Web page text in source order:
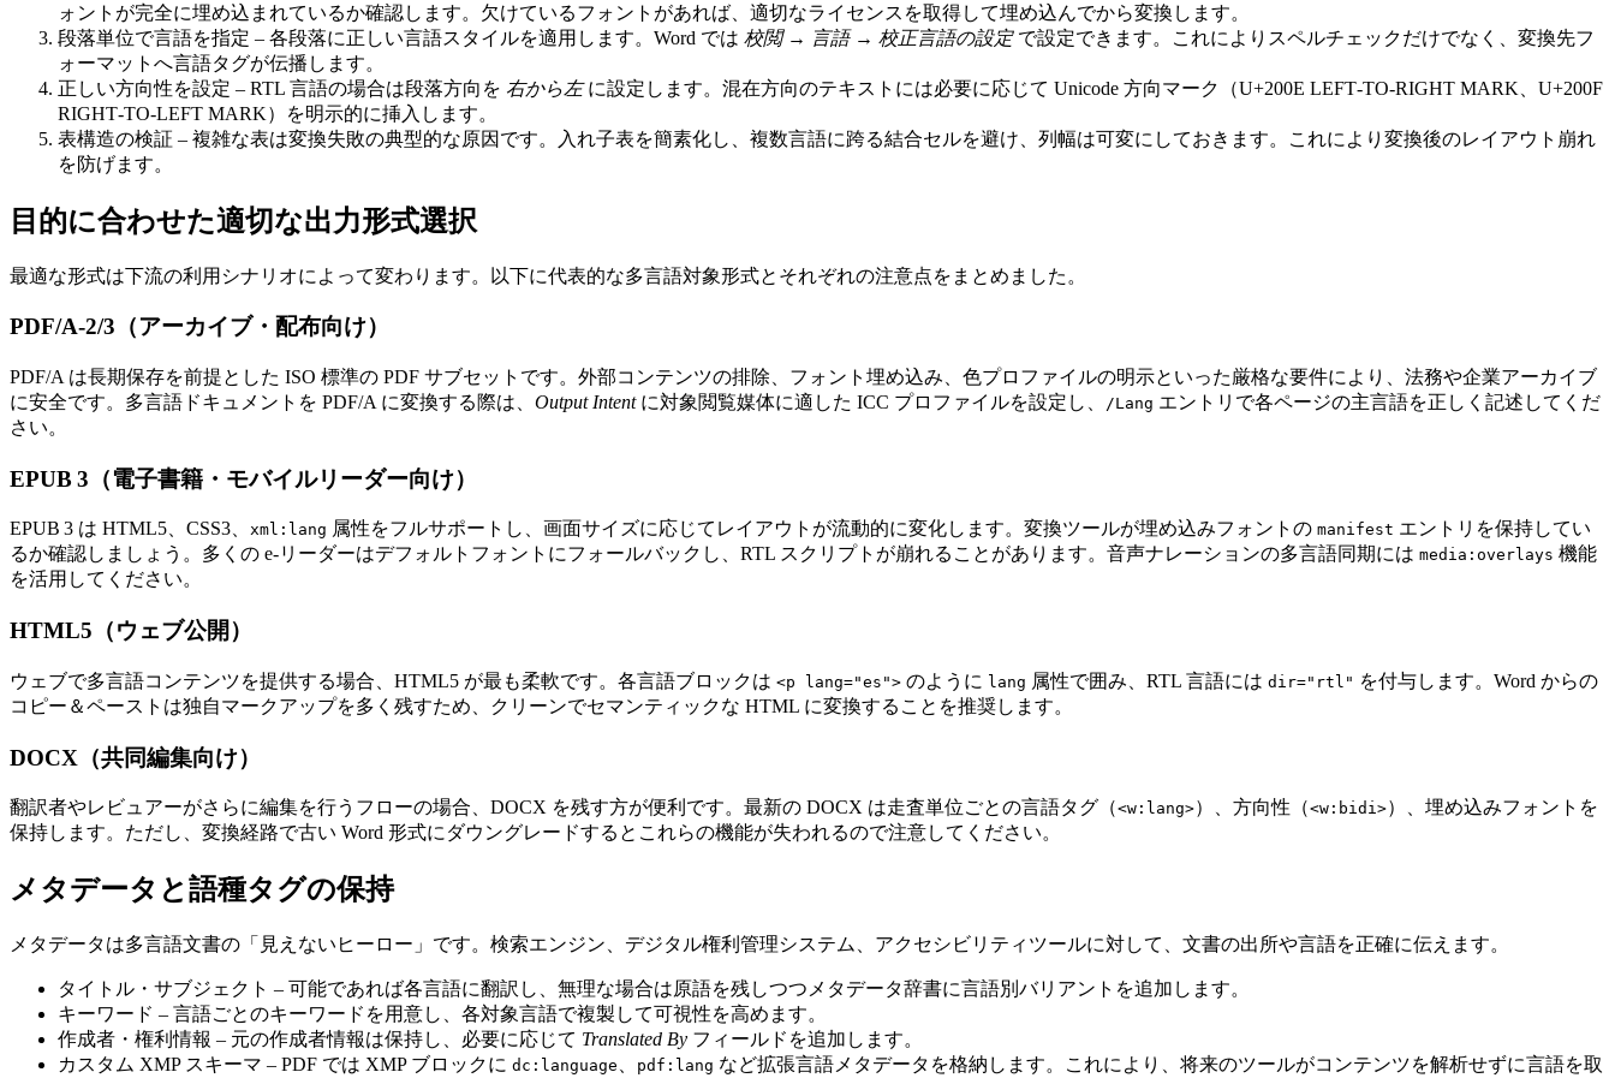
ォントが完全に埋め込まれているか確認します。欠けているフォントがあれば、適切なライセンスを取得して埋め込んでから変換します。
段落単位で言語を指定 – 各段落に正しい言語スタイルを適用します。Word では 校閲 → 言語 → 校正言語の設定で設定できます。これによりスペルチェックだけでなく、変換先フ
ォーマットへ言語タグが伝播します。
正しい方向性を設定 – RTL 言語の場合は段落方向を 右から左に設定します。混在方向のテキストには必要に応じて Unicode 方向マーク（U+200E LEFT‑TO‑RIGHT MARK、U+200F
RIGHT‑TO‑LEFT MARK）を明示的に挿入します。
表構造の検証 – 複雑な表は変換失敗の典型的な原因です。入れ子表を簡素化し、複数言語に跨る結合セルを避け、列幅は可変にしておきます。これにより変換後のレイアウト崩れ
を防げます。
目的に合わせた適切な出力形式選択
最適な形式は下流の利用シナリオによって変わります。以下に代表的な多言語対象形式とそれぞれの注意点をまとめました。
PDF/A‑2/3（アーカイブ・配布向け）
PDF/A は長期保存を前提とした ISO 標準の PDF サブセットです。外部コンテンツの排除、フォント埋め込み、色プロファイルの明示といった厳格な要件により、法務や企業アーカイブ
に安全です。多言語ドキュメントを PDF/A に変換する際は、 Output Intentに対象閲覧媒体に適した ICC プロファイルを設定し、 /Lang エントリで各ページの主言語を正しく記述してくだ
さい。
EPUB 3（電子書籍・モバイルリーダー向け）
EPUB 3 は HTML5、CSS3、 xml:lang 属性をフルサポートし、画面サイズに応じてレイアウトが流動的に変化します。変換ツールが埋め込みフォントの manifest エントリを保持してい
るか確認しましょう。多くの e‑リーダーはデフォルトフォントにフォールバックし、RTL スクリプトが崩れることがあります。音声ナレーションの多言語同期には media:overlays 機能
を活用してください。
HTML5（ウェブ公開）
ウェブで多言語コンテンツを提供する場合、HTML5 が最も柔軟です。各言語ブロックは <p lang="es"> のように lang 属性で囲み、RTL 言語には dir="rtl" を付与します。Word からの
コピー＆ペーストは独自マークアップを多く残すため、クリーンでセマンティックな HTML に変換することを推奨します。
DOCX（共同編集向け）
翻訳者やレビュアーがさらに編集を行うフローの場合、DOCX を残す方が便利です。最新の DOCX は走査単位ごとの言語タグ（<w:lang>）、方向性（<w:bidi>）、埋め込みフォントを
保持します。ただし、変換経路で古い Word 形式にダウングレードするとこれらの機能が失われるので注意してください。
メタデータと語種タグの保持
メタデータは多言語文書の「見えないヒーロー」です。検索エンジン、デジタル権利管理システム、アクセシビリティツールに対して、文書の出所や言語を正確に伝えます。
タイトル・サブジェクト – 可能であれば各言語に翻訳し、無理な場合は原語を残しつつメタデータ辞書に言語別バリアントを追加します。
キーワード – 言語ごとのキーワードを用意し、各対象言語で複製して可視性を高めます。
作成者・権利情報 – 元の作成者情報は保持し、必要に応じて Translated By フィールドを追加します。
カスタム XMP スキーマ – PDF では XMP ブロックに dc:language pdf:lang など拡張言語メタデータを格納します。これにより、将来のツールがコンテンツを解析せずに言語を取